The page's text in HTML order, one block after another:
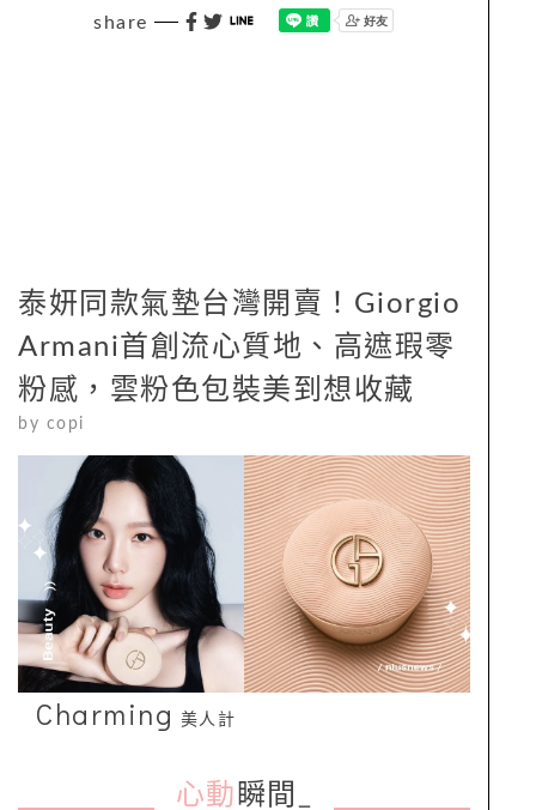
share
泰妍同款氣墊台灣開賣！Giorgio
Armani首創流心質地、高遮瑕零
粉感，雲粉色包裝美到想收藏
by copi
Charming 美人計
心動 瞬間